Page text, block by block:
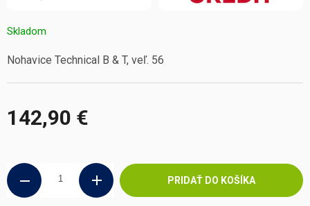
142,90 €
Skladom
PRIDAŤ DO KOŠÍKA
Nohavice Technical B & T, veľ. 56